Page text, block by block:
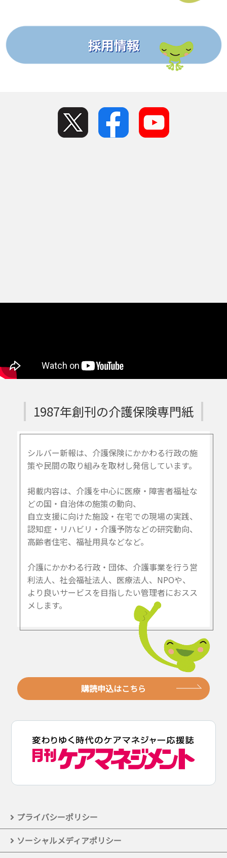
1987年創刊の介護保険専門紙
シルバー新報は、介護保険にかかわる行政の施
策や民間の取り組みを取材し発信しています。
掲載内容は、介護を中心に医療・障害者福祉な
どの国・自治体の施策の動向、
自立支援に向けた施設・在宅での現場の実践、
認知症・リハビリ・介護予防などの研究動向、
高齢者住宅、福祉用具などなど。
介護にかかわる行政・団体、介護事業を行う営
利法人、社会福祉法人、医療法人、NPOや、
より良いサービスを目指したい管理者におスス
メします。
購読申込はこちら
プライバシーポリシー
ソーシャルメディアポリシー